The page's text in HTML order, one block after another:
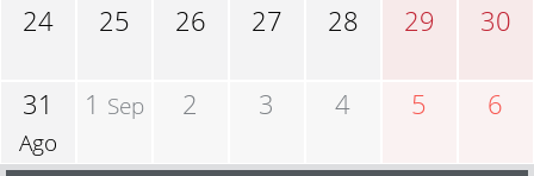
24 25 26 27 28 29 30
31
Ago
1 Sep 2 3 4 5 6